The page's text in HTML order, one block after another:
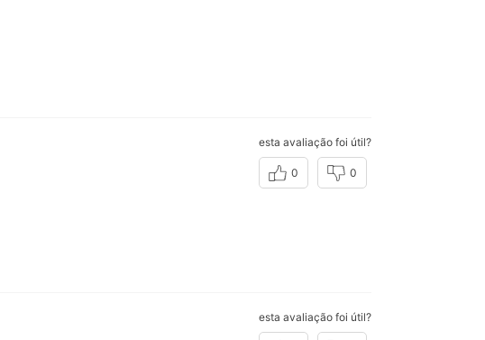
esta avaliação foi útil?
0 0
esta avaliação foi útil?